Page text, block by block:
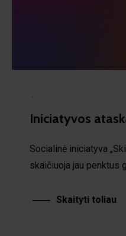
Iniciatyvos
Socialinė iniciatyva
skaičiuoja jau penktus
Skaityti toliau